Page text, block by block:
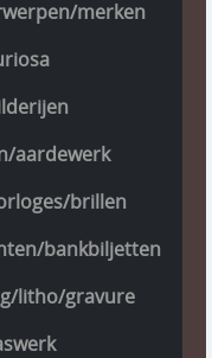
merken
aardewerk
brillen
bankbiljetten
litho/gravure